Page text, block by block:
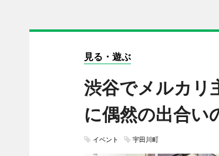
見る・遊ぶ
渋谷でメルカ
に偶然の出合い
イベント 宇田川町